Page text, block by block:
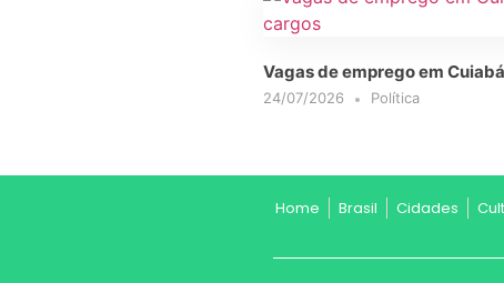
Vagas de emprego em
24/07/2026 Política
Home Brasil Cidades